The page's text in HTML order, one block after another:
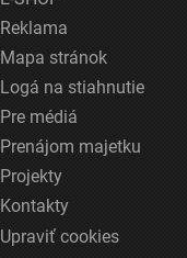
Reklama
Mapa stránok
Logá na stiahnutie
Pre médiá
Prenájom majetku
Projekty
Kontakty
Upraviť cookies